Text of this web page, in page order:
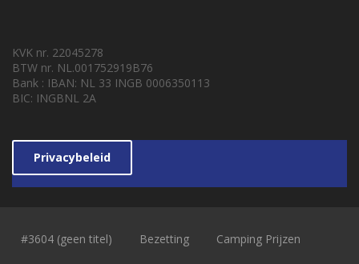
KVK nr. 22045278
BTW nr. NL.001752919B76
Bank : IBAN: NL 33 INGB 0006350113
BIC: INGBNL 2A
Privacybeleid
#3604 (geen titel) Bezetting Camping Prijzen